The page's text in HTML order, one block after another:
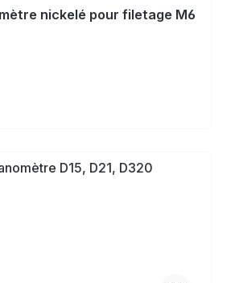
nickelé pour filetage M6